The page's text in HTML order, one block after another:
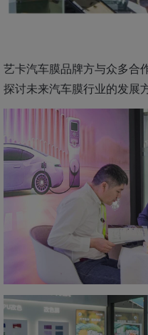
艺卡汽车膜品牌方与众多合
探讨未来汽车膜行业的发展